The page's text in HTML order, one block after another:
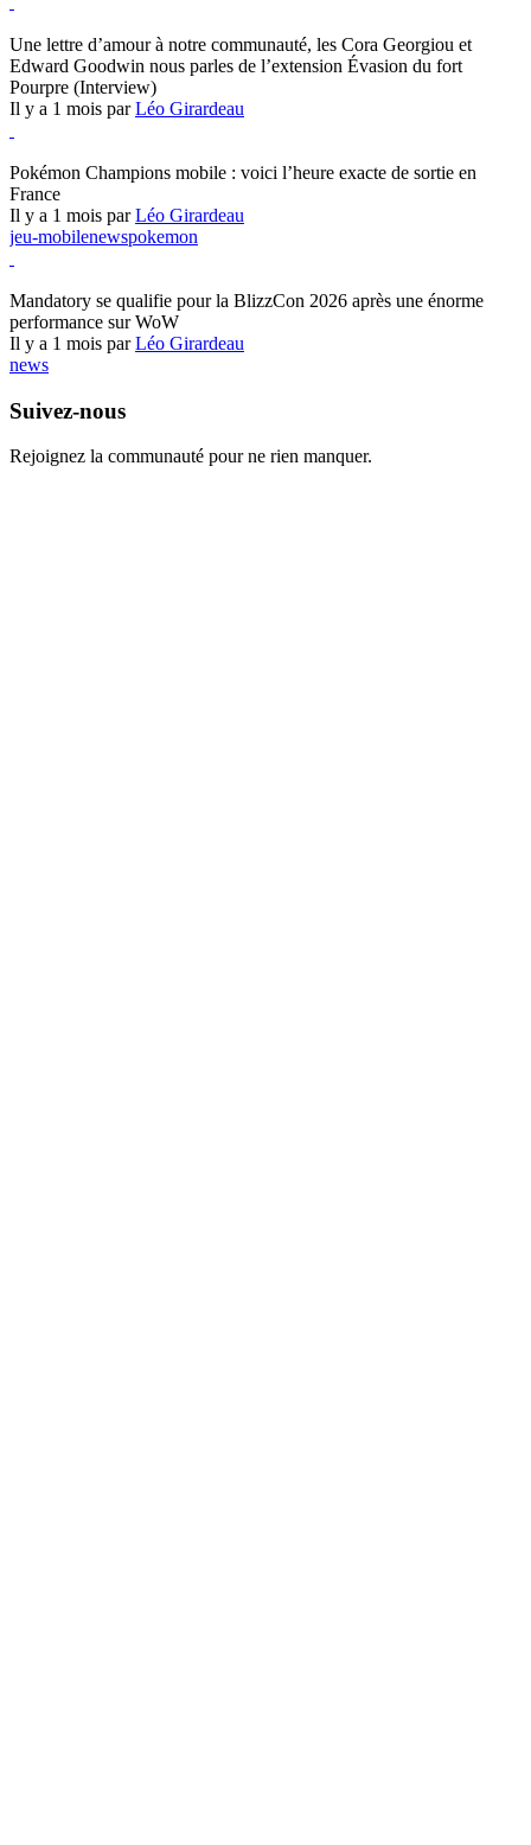
Une lettre d’amour à notre communauté, les Cora Georgiou et
Edward Goodwin nous parles de l’extension Évasion du fort
Pourpre (Interview)
Il y a 1 mois parLéo Girardeau
Pokémon Champions mobile : voici l’heure exacte de sortie en
France
Il y a 1 mois parLéo Girardeau
jeu-mobilenewspokemon
Mandatory se qualifie pour la BlizzCon 2026 après une énorme
performance sur WoW
Il y a 1 mois parLéo Girardeau
news
Suivez-nous
Rejoignez la communauté pour ne rien manquer.